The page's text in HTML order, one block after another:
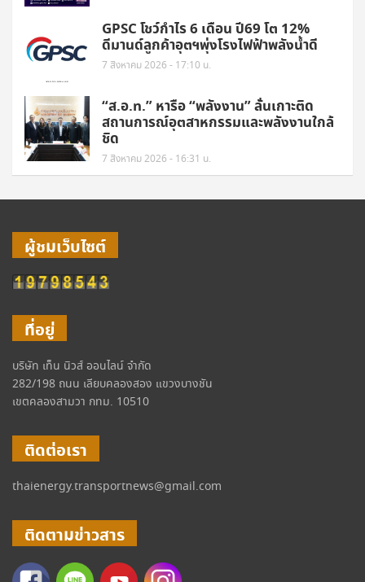
GPSC โชว์กำไร 6 เดือน ปี69 โต 12%
ดีมานด์ลูกค้าอุตฯพุ่งโรงไฟฟ้าพลังน้ำดี
7 สิงหาคม 2026 - 17:10 น.
“ส.อ.ท.” หารือ “พลังงาน” ลั่นเกาะติด
สถานการณ์อุตสาหกรรมและพลังงานใกล้
ชิด
7 สิงหาคม 2026 - 16:31 น.
ผู้ชมเว็บไซต์
ที่อยู่
บริษัท เท็น นิวส์ ออนไลน์ จำกัด
282/198 ถนน เลียบคลองสอง แขวงบางชัน
เขตคลองสามวา กทม. 10510
ติดต่อเรา
thaienergy.transportnews@gmail.com
ติดตามข่าวสาร